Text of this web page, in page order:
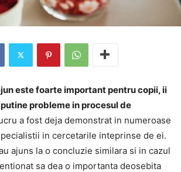
este foarte important pentru copii, ii
probleme in procesul de
a fost deja demonstrat in numeroase
in cercetarile inteprinse de ei.
ajuns la o concluzie similara si in cazul
sa dea o importanta deosebita